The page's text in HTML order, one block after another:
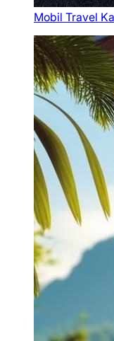
Mobil Travel